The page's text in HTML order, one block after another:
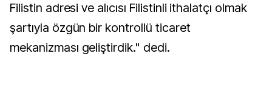
Filistin adresi ve alıcısı Filistinli ithalatçı olmak
şartıyla özgün bir kontrollü ticaret
mekanizması geliştirdik." dedi.